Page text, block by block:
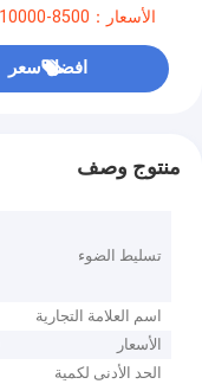
الأسعار：8500-10000
افضل سعر
منتوج وصف
تسليط الضوء
اسم العلامة التجارية
الأسعار
الحد الأدنى لكمية